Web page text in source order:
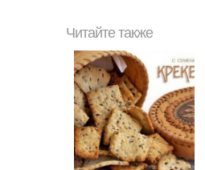
Читайте также